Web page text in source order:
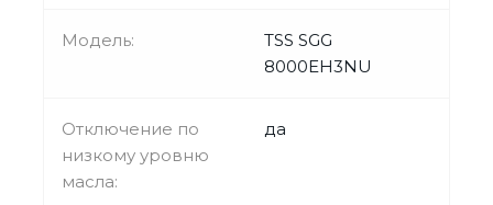
Модель:
TSS SGG
8000EH3NU
Отключение по
низкому уровню
масла:
да